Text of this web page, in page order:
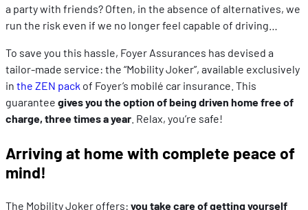
a party with friends? Often, in the absence of alternatives, we
run the risk even if we no longer feel capable of driving…
To save you this hassle, Foyer Assurances has devised a
tailor-made service: the “Mobility Joker”, available exclusively
in the ZEN pack of Foyer’s mobilé car insurance. This
guarantee gives you the option of being driven home free of
charge, three times a year . Relax, you’re safe!
Arriving at home with complete peace of
mind!
The Mobility Joker offers: you take care of getting yourself